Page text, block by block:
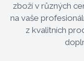
zboží v různých
na vaše
z kvalitních